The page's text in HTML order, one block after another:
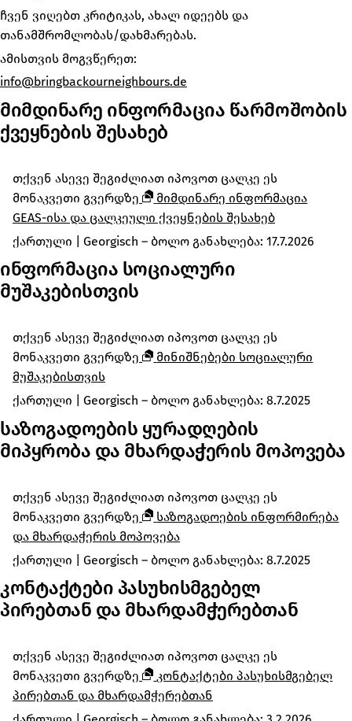
ჩვენ ვიღებთ კრიტიკას, ახალ იდეებს და
თანამშრომლობას/დახმარებას.
ამისთვის მოგვწერეთ:
info@bringbackourneighbours.de
მიმდინარე ინფორმაცია წარმოშობის
ქვეყნების შესახებ
თქვენ ასევე შეგიძლიათ იპოვოთ ცალკე ეს
მონაკვეთი გვერდზე
მიმდინარე ინფორმაცია
GEAS-ისა და ცალკეული ქვეყნების შესახებ
ქართული
Georgisch – ბოლო განახლება: 17.7.2026
ინფორმაცია სოციალური
მუშაკებისთვის
თქვენ ასევე შეგიძლიათ იპოვოთ ცალკე ეს
მონაკვეთი გვერდზე
მინიშნებები სოციალური
მუშაკებისთვის
ქართული
Georgisch – ბოლო განახლება: 8.7.2025
საზოგადოების ყურადღების
მიპყრობა და მხარდაჭერის მოპოვება
თქვენ ასევე შეგიძლიათ იპოვოთ ცალკე ეს
მონაკვეთი გვერდზე
საზოგადოების ინფორმირება
და მხარდაჭერის მოპოვება
ქართული
Georgisch – ბოლო განახლება: 8.7.2025
კონტაქტები პასუხისმგებელ
პირებთან და მხარდამჭერებთან
თქვენ ასევე შეგიძლიათ იპოვოთ ცალკე ეს
მონაკვეთი გვერდზე
კონტაქტები პასუხისმგებელ
პირებთან და მხარდამჭერებთან